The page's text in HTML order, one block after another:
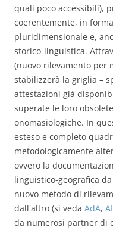
quali poco accessibili),
coerentemente, in
pluridimensionale e,
storico-linguistica.
(nuovo rilevamento per
stabilizzerà la griglia –
attestazioni già
superate le loro
onomasiologiche. In
esteso e completo
metodologicamente
ovvero la
linguistico-geografica
nuovo metodo di
dall'altro (si veda AdA,
da numerosi partner di